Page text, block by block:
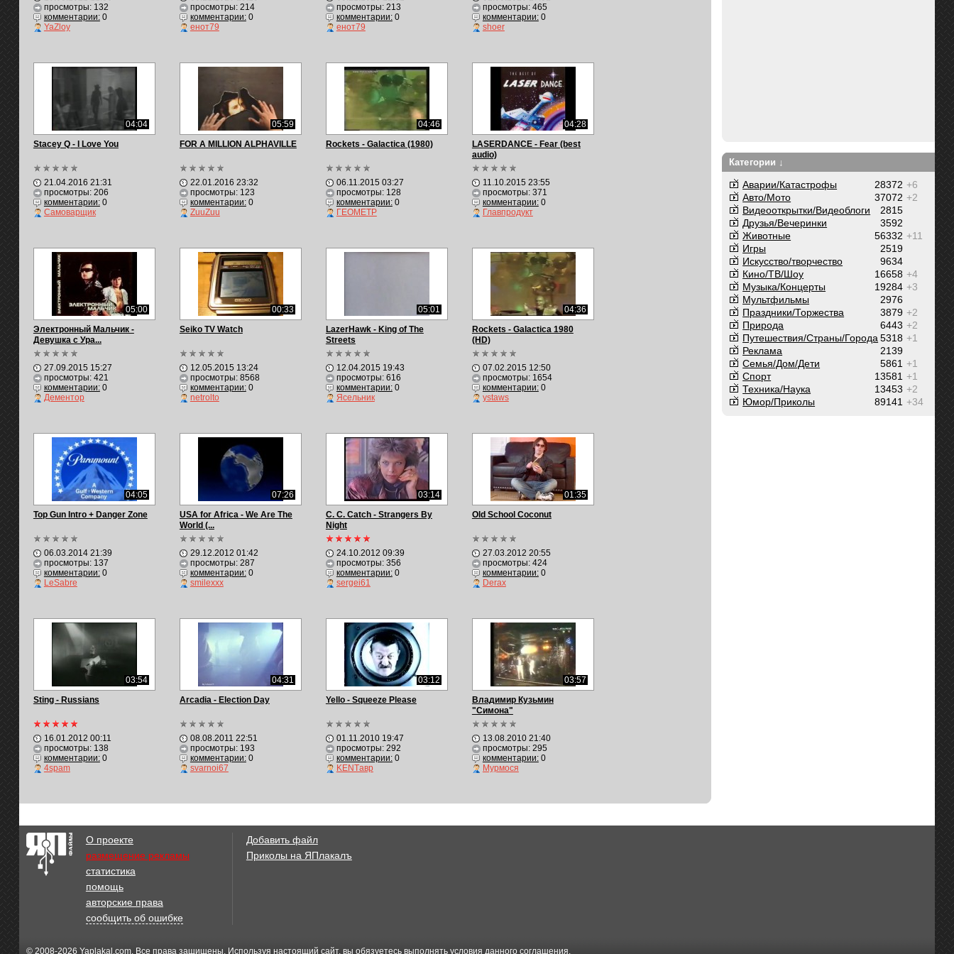
просмотры: 132
комментарии:0
YaZloy
просмотры: 214
комментарии:0
енот79
просмотры: 213
комментарии:0
енот79
просмотры: 465
комментарии:0
shoer
04:04
Stacey Q - I Love You
21.04.2016 21:31
просмотры: 206
комментарии:0
Самоварщик
05:59
FOR A MILLION ALPHAVILLE
22.01.2016 23:32
просмотры: 123
комментарии:0
ZuuZuu
04:46
Rockets - Galactica (1980)
06.11.2015 03:27
просмотры: 128
комментарии:0
ГЕОМЕТР
04:28
LASERDANCE - Fear (best
audio)
11.10.2015 23:55
просмотры: 371
комментарии:0
Главпродукт
05:00
Электронный Мальчик -
Девушка с Ура...
27.09.2015 15:27
просмотры: 421
комментарии:0
Дементор
00:33
Seiko TV Watch
12.05.2015 13:24
просмотры: 8568
комментарии:0
netrolto
05:01
LazerHawk - King of The
Streets
12.04.2015 19:43
просмотры: 616
комментарии:0
Ясельник
04:36
Rockets - Galactica 1980
(HD)
07.02.2015 12:50
просмотры: 1654
комментарии:0
ystaws
04:05
Top Gun Intro + Danger Zone
06.03.2014 21:39
просмотры: 137
комментарии:0
LeSabre
07:26
USA for Africa - We Are The
World (...
29.12.2012 01:42
просмотры: 287
комментарии:0
smilexxx
03:14
C. C. Catch - Strangers By
Night
24.10.2012 09:39
просмотры: 356
комментарии:0
sergei61
01:35
Old School Coconut
27.03.2012 20:55
просмотры: 424
комментарии:0
Derax
03:54
Sting - Russians
16.01.2012 00:11
просмотры: 138
комментарии:0
4spam
04:31
Arcadia - Election Day
08.08.2011 22:51
просмотры: 193
комментарии:0
svarnoi67
03:12
Yello - Squeeze Please
01.11.2010 19:47
просмотры: 292
комментарии:0
KENTавр
03:57
Владимир Кузьмин
"Симона"
13.08.2010 21:40
просмотры: 295
комментарии:0
Мурмося
Категории ↓
+6
28372
Аварии/Катастрофы
+2
37072
Авто/Мото
2815
Видеооткрытки/Видеоблоги
3592
Друзья/Вечеринки
+11
56332
Животные
2519
Игры
9634
Искусство/творчество
+4
16658
Кино/ТВ/Шоу
+3
19284
Музыка/Концерты
2976
Мультфильмы
+2
3879
Праздники/Торжества
+2
6443
Природа
+1
5318
Путешествия/Cтраны/Города
2139
Реклама
+1
5861
Семья/Дом/Дети
+1
13581
Спорт
+2
13453
Техника/Наука
+34
89141
Юмор/Приколы
О проекте
размещение рекламы
статистика
помощь
авторские права
сообщить об ошибке
Добавить файл
Приколы на ЯПлакалъ
© 2008-2026 Yaplakal.com. Все права защищены. Используя настоящий сайт, вы обязуетесь выполнять условия данного соглашения.